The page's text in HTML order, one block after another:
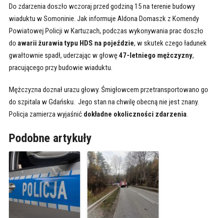
Do zdarzenia doszło wczoraj przed godziną 15 na terenie budowy
wiaduktu w Somoninie. Jak informuje Aldona Domaszk z Komendy
Powiatowej Policji w Kartuzach, podczas wykonywania prac doszło
do awarii żurawia typu HDS na pojeździe, w skutek czego ładunek
gwałtownie spadł, uderzając w głowę47-letniego mężczyzny,
pracującego przy budowie wiaduktu.
Mężczyzna doznał urazu głowy. Śmigłowcem przetransportowano go
do szpitala w Gdańsku. Jego stan na chwilę obecną nie jest znany.
Policja zamierza wyjaśnić dokładne okoliczności zdarzenia.
Podobne artykuły